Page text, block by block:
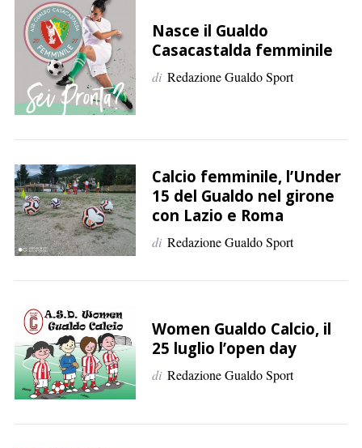
e
r
:
Nasce il Gualdo
Casacastalda femminile
di Redazione Gualdo Sport
Calcio femminile, l’Under
15 del Gualdo nel girone
con Lazio e Roma
di Redazione Gualdo Sport
Women Gualdo Calcio, il
25 luglio l’open day
di Redazione Gualdo Sport